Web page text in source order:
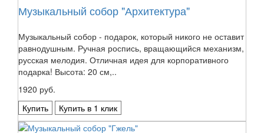
Музыкальный собор "Архитектура"
Музыкальный собор - подарок, который никого не оставит
равнодушным. Ручная роспись, вращающийся механизм,
русская мелодия. Отличная идея для корпоративного
подарка! Высота: 20 см,..
1920 руб.
Купить
Купить в 1 клик